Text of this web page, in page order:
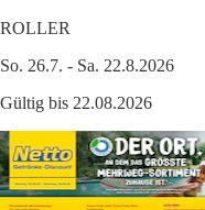
ROLLER
So. 26.7. - Sa. 22.8.2026
Gültig bis 22.08.2026